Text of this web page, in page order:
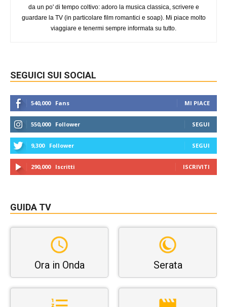
da un po' di tempo coltivo: adoro la musica classica, scrivere e
guardare la TV (in particolare film romantici e soap). Mi piace molto
viaggiare e tenermi sempre informata su tutto.
SEGUICI SUI SOCIAL
540,000 Fans MI PIACE
550,000 Follower SEGUI
9,300 Follower SEGUI
290,000 Iscritti ISCRIVITI
GUIDA TV
Ora in Onda Serata